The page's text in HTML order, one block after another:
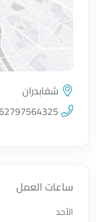
اضغط لتحميل
شفابدران
ساعات العمل
الأحد